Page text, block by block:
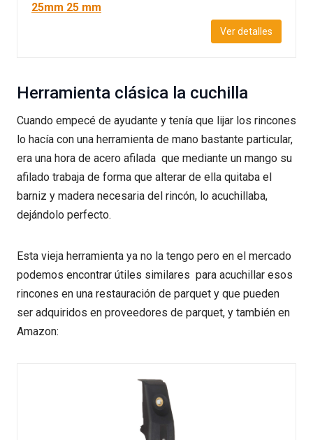
25mm 25 mm
Ver detalles
Herramienta clásica la cuchilla
Cuando empecé de ayudante y tenía que lijar los rincones
lo hacía con una herramienta de mano bastante particular,
era una hora de acero afilada que mediante un mango su
afilado trabaja de forma que alterar de ella quitaba el
barniz y madera necesaria del rincón, lo acuchillaba,
dejándolo perfecto.
Esta vieja herramienta ya no la tengo pero en el mercado
podemos encontrar útiles similares para acuchillar esos
rincones en una restauración de parquet y que pueden
ser adquiridos en proveedores de parquet, y también en
Amazon: